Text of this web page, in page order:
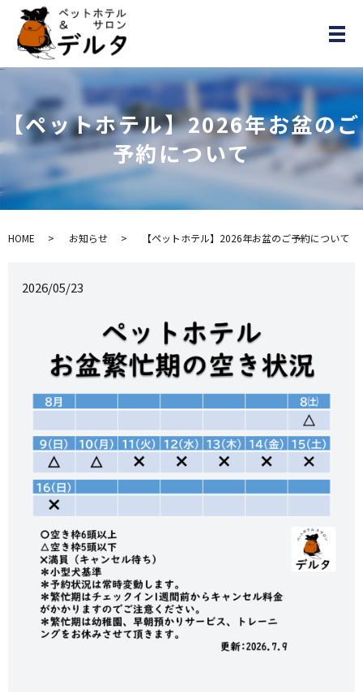
メ
【ペットホテル】2026年お盆のご
予約について
HOME お知らせ 【ペットホテル】2026年お盆のご予約について
2026/05/23